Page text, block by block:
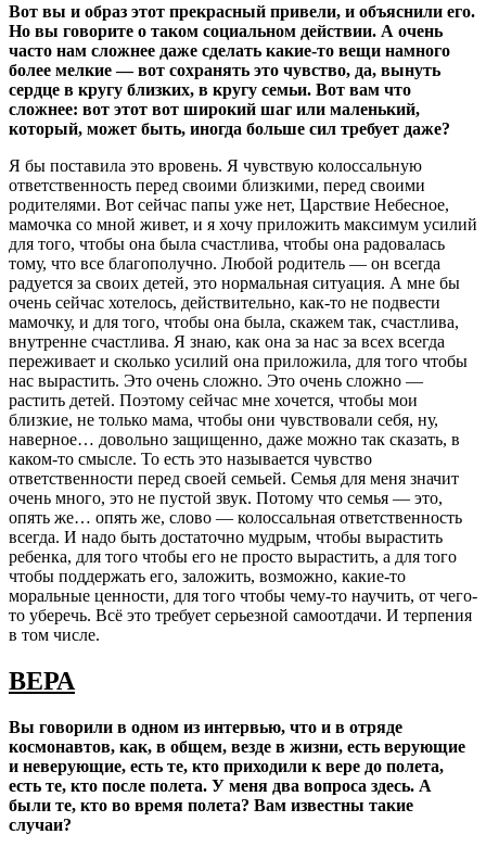
Вот вы и образ этот прекрасный привели, и объяснили его.
Но вы говорите о таком социальном действии. А очень
часто нам сложнее даже сделать какие-то вещи намного
более мелкие — вот сохранять это чувство, да, вынуть
сердце в кругу близких, в кругу семьи. Вот вам что
сложнее: вот этот вот широкий шаг или маленький,
который, может быть, иногда больше сил требует даже?
Я бы поставила это вровень. Я чувствую колоссальную
ответственность перед своими близкими, перед своими
родителями. Вот сейчас папы уже нет, Царствие Небесное,
мамочка со мной живет, и я хочу приложить максимум усилий
для того, чтобы она была счастлива, чтобы она радовалась
тому, что все благополучно. Любой родитель — он всегда
радуется за своих детей, это нормальная ситуация. А мне бы
очень сейчас хотелось, действительно, как-то не подвести
мамочку, и для того, чтобы она была, скажем так, счастлива,
внутренне счастлива. Я знаю, как она за нас за всех всегда
переживает и сколько усилий она приложила, для того чтобы
нас вырастить. Это очень сложно. Это очень сложно —
растить детей. Поэтому сейчас мне хочется, чтобы мои
близкие, не только мама, чтобы они чувствовали себя, ну,
наверное… довольно защищенно, даже можно так сказать, в
каком-то смысле. То есть это называется чувство
ответственности перед своей семьей. Семья для меня значит
очень много, это не пустой звук. Потому что семья — это,
опять же… опять же, слово — колоссальная ответственность
всегда. И надо быть достаточно мудрым, чтобы вырастить
ребенка, для того чтобы его не просто вырастить, а для того
чтобы поддержать его, заложить, возможно, какие-то
моральные ценности, для того чтобы чему-то научить, от чего-
то уберечь. Всё это требует серьезной самоотдачи. И терпения
в том числе.
ВЕРА
Вы говорили в одном из интервью, что и в отряде
космонавтов, как, в общем, везде в жизни, есть верующие
и неверующие, есть те, кто приходили к вере до полета,
есть те, кто после полета. У меня два вопроса здесь. А
были те, кто во время полета? Вам известны такие
случаи?